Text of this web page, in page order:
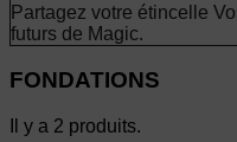
Partagez votre étincelle
futurs de Magic.
FONDATIONS
Il y a 2 produits.